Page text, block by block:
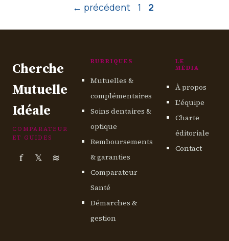
← précédent Page
1 Page
2
Cherche
Mutuelle
Idéale
COMPARATEUR
ET GUIDES
f 𝕏 ≋
RUBRIQUES
Mutuelles &
complémentaires
Soins dentaires &
optique
Remboursements
& garanties
Comparateur
Santé
Démarches &
gestion
LE
MÉDIA
À propos
L'équipe
Charte
éditoriale
Contact